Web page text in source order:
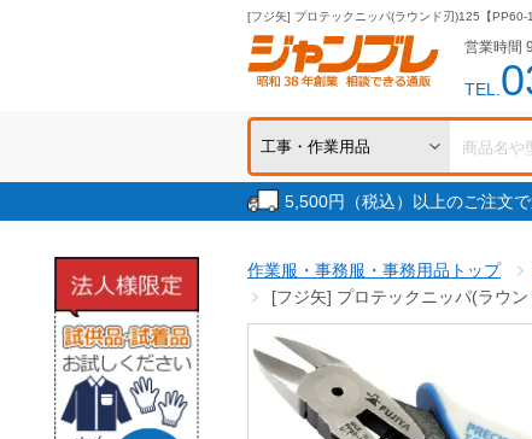
[フジ矢] プロテックニッパ(ラウンド刃)125【PP60-
営業時間
TEL.
5,500円（税込）以上のご注文
作業服・事務服・事務用品トップ
[フジ矢] プロテックニッパ(ラウン